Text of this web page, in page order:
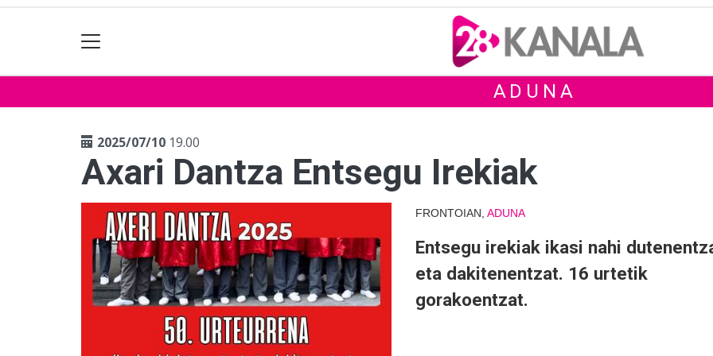
ADUNA
2025/07/10 19.00
Axari Dantza Entsegu Irekiak
FRONTOIAN, ADUNA
Entsegu irekiak ikasi nahi
eta dakitenentzat. 16 urtetik
gorakoentzat.